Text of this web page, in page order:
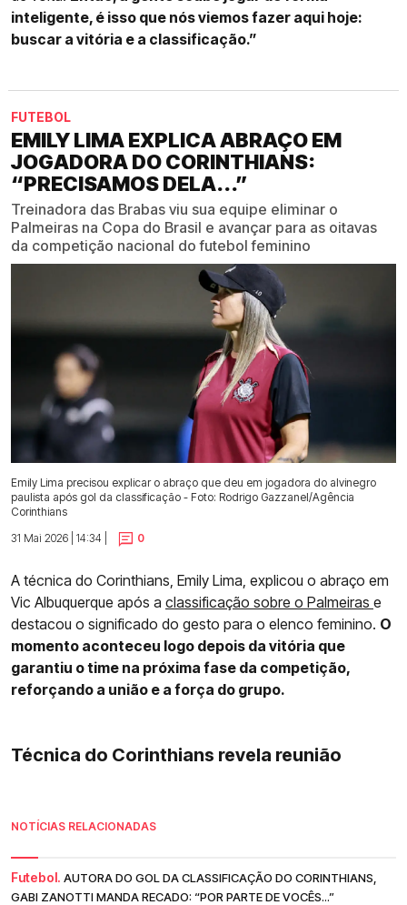
inteligente, é isso que nós viemos fazer aqui hoje:
buscar a vitória e a classificação.”
FUTEBOL
EMILY LIMA EXPLICA ABRAÇO EM
JOGADORA DO CORINTHIANS:
“PRECISAMOS DELA...”
Treinadora das Brabas viu sua equipe eliminar o
Palmeiras na Copa do Brasil e avançar para as oitavas
da competição nacional do futebol feminino
Emily Lima precisou explicar o abraço que deu em jogadora do alvinegro
paulista após gol da classificação - Foto: Rodrigo Gazzanel/Agência
Corinthians
31 Mai 2026 | 14:34 |
0
A técnica do Corinthians, Emily Lima, explicou o abraço em
Vic Albuquerque após a classificação sobre o Palmeiras e
destacou o significado do gesto para o elenco feminino. O
momento aconteceu logo depois da vitória que
garantiu o time na próxima fase da competição,
reforçando a união e a força do grupo.
Técnica do Corinthians revela reunião
NOTÍCIAS RELACIONADAS
Futebol. AUTORA DO GOL DA CLASSIFICAÇÃO DO CORINTHIANS,
GABI ZANOTTI MANDA RECADO: “POR PARTE DE VOCÊS...”